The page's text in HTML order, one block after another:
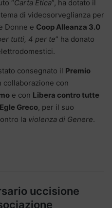
“Carta Etica”, ha dotato il
di videosorveglianza per
Donne e Coop Alleanza 3.0
tutti, 4 per te” ha donato
consegnato il Premio
collaborazione con
e con Libera contro tutte
Greco, per il suo
la violenza di Genere.